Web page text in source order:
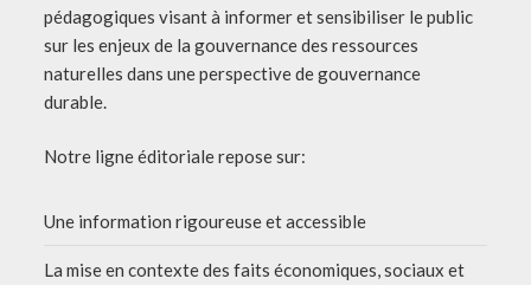
pédagogiques visant à informer et sensibiliser le public
sur les enjeux de la gouvernance des ressources
naturelles dans une perspective de gouvernance
durable.
Notre ligne éditoriale repose sur:
Une information rigoureuse et accessible
La mise en contexte des faits économiques, sociaux et